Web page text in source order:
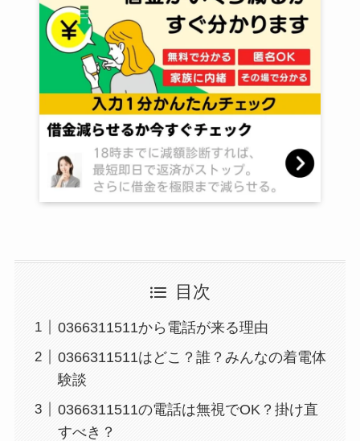
目次
0366311511から電話が来る理由
0366311511はどこ？誰？みんなの着電体
験談
0366311511の電話は無視でOK？掛け直
すべき？